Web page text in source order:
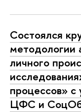
Состоялся
методологии
личного
процессов» с
ЦФС и